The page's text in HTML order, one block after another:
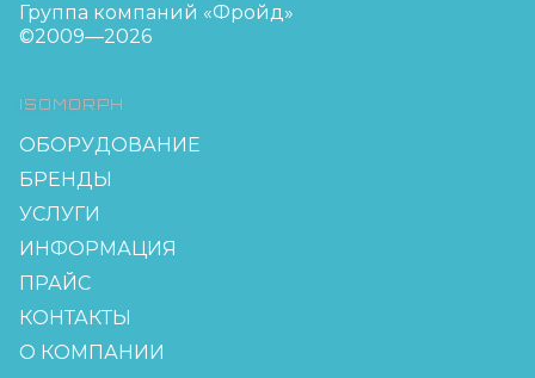
Группа компаний «Фройд»
©2009—2026
ISOMORPH
ОБОРУДОВАНИЕ
БРЕНДЫ
УСЛУГИ
ИНФОРМАЦИЯ
ПРАЙС
КОНТАКТЫ
О КОМПАНИИ